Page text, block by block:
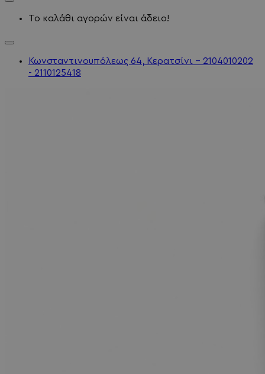
Το καλάθι αγορών είναι άδειο!
Κωνσταντινουπόλεως 64, Κερατσίνι - 2104010202
- 2110125418